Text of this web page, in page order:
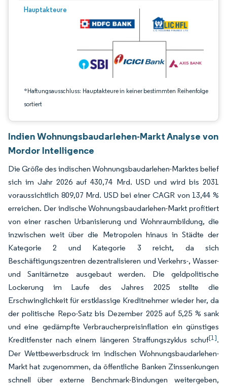
Hauptakteure
*Haftungsausschluss: Hauptakteure in keiner bestimmten Reihenfolge
sortiert
Bild © Mordor Intelligence. Wiederverwendung erfordert Namensnennung
Indien Wohnungsbaudarlehen-Markt Analyse von
Mordor Intelligence
Die Größe des indischen Wohnungsbaudarlehen-Marktes belief
sich im Jahr 2026 auf 430,74 Mrd. USD und wird bis 2031
voraussichtlich 809,07 Mrd. USD bei einer CAGR von 13,44 %
erreichen. Der indische Wohnungsbaudarlehen-Markt profitiert
von einer raschen Urbanisierung und Wohnraumbildung, die
inzwischen weit über die Metropolen hinaus in Städte der
Kategorie 2 und Kategorie 3 reicht, da sich
Beschäftigungszentren dezentralisieren und Verkehrs-, Wasser-
und Sanitärnetze ausgebaut werden. Die geldpolitische
Lockerung im Laufe des Jahres 2025 stellte die
Erschwinglichkeit für erstklassige Kreditnehmer wieder her, da
der politische Repo-Satz bis Dezember 2025 auf 5,25 % sank
und eine gedämpfte Verbraucherpreisinflation ein günstiges
Kreditfenster nach einem längeren Straffungszyklus schuf[1].
Der Wettbewerbsdruck im indischen Wohnungsbaudarlehen-
Markt hat zugenommen, da öffentliche Banken Zinssenkungen
schnell über externe Benchmark-Bindungen weitergeben,